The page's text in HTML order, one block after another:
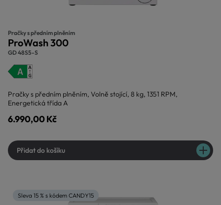
Pračky s předním plněním
ProWash 300
GD 48S5-S
Pračky s předním plněním, Volně stojící, 8 kg, 1351 RPM,
Energetická třída A
6.990,00 Kč
Přidat do košíku
Sleva 15 % s kódem CANDY15